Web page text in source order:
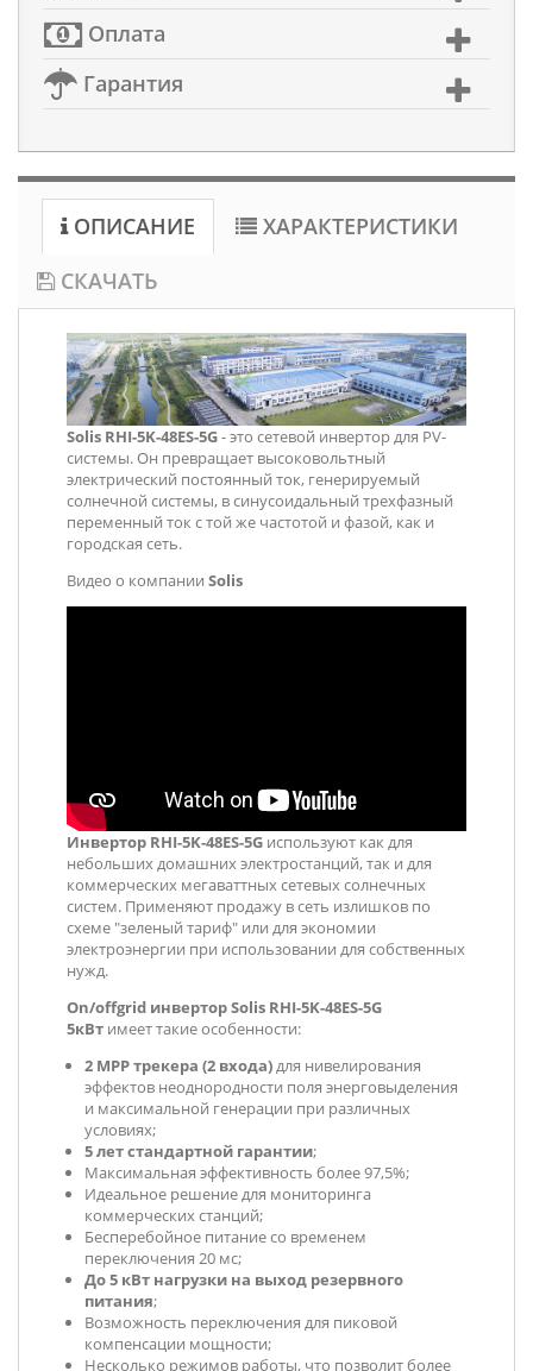
Оплата
Гарантия
ОПИСАНИЕ
ХАРАКТЕРИСТИКИ
СКАЧАТЬ
Solis RHI-5K-48ES-5G- это сетевой инвертор для PV-
системы. Он превращает высоковольтный
электрический постоянный ток, генерируемый
солнечной системы, в синусоидальный трехфазный
переменный ток с той же частотой и фазой, как и
городская сеть.
Видео о компании Solis
Инвертор RHI-5K-48ES-5G используют как для
небольших домашних электростанций, так и для
коммерческих мегаваттных сетевых солнечных
систем. Применяют продажу в сеть излишков по
схеме "зеленый тариф" или для экономии
электроэнергии при использовании для собственных
нужд.
On/offgrid инвертор Solis RHI-5K-48ES-5G
5кВт имеет такие особенности:
2 MPP трекера (2 входа) для нивелирования
эффектов неоднородности поля энерговыделения
и максимальной генерации при различных
условиях;
5 лет стандартной гарантии;
Максимальная эффективность более 97,5%;
Идеальное решение для мониторинга
коммерческих станций;
Бесперебойное питание со временем
переключения 20 мс;
До 5 кВт нагрузки на выход резервного
питания;
Возможность переключения для пиковой
компенсации мощности;
Несколько режимов работы, что позволит более